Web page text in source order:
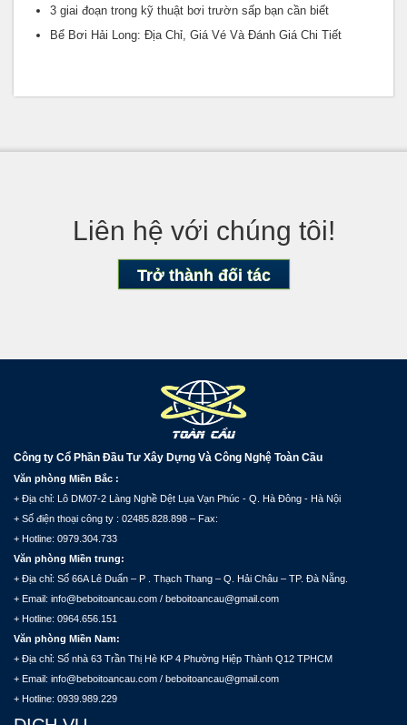
3 giai đoạn trong kỹ thuật bơi trườn sấp bạn cần biết
Bể Bơi Hải Long: Địa Chỉ, Giá Vé Và Đánh Giá Chi Tiết
Liên hệ với chúng tôi!
Trở thành đối tác
Công ty Cổ Phần Đầu Tư Xây Dựng Và Công Nghệ Toàn Cầu
Văn phòng Miền Bắc :
+ Địa chỉ: Lô DM07-2 Làng Nghề Dệt Lụa Vạn Phúc - Q. Hà Đông - Hà Nội
+ Số điện thoại công ty : 02485.828.898 – Fax:
+ Hotline: 0979.304.733
Văn phòng Miền trung:
+ Địa chỉ: Số 66A Lê Duẩn – P . Thạch Thang – Q. Hải Châu – TP. Đà Nẵng.
+ Email: info@beboitoancau.com / beboitoancau@gmail.com
+ Hotline: 0964.656.151
Văn phòng Miền Nam:
+ Địa chỉ: Số nhà 63 Trần Thị Hè KP 4 Phường Hiệp Thành Q12 TPHCM
+ Email: info@beboitoancau.com / beboitoancau@gmail.com
+ Hotline: 0939.989.229